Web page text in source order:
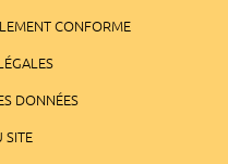
CONFORME
DONNÉES
SITE